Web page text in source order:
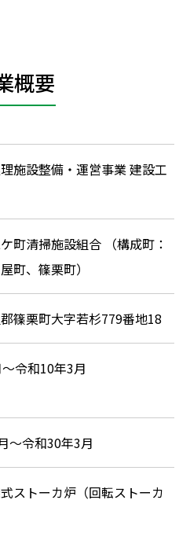
概要
施設整備・運営事業 建設工
町清掃施設組合 （構成町：
町、篠栗町）
篠栗町大字若杉779番地18
令和10年3月
～令和30年3月
ストーカ炉（回転ストーカ